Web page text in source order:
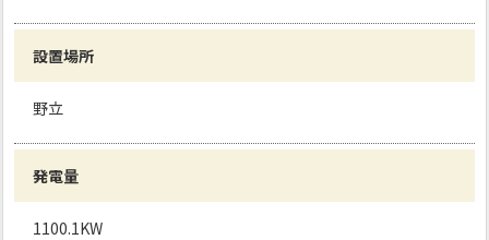
設置場所
野立
発電量
1100.1KW